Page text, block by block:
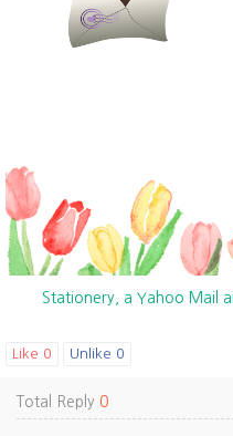
Stationery, a Yahoo Mail
Like 0 Unlike 0
Total Reply 0